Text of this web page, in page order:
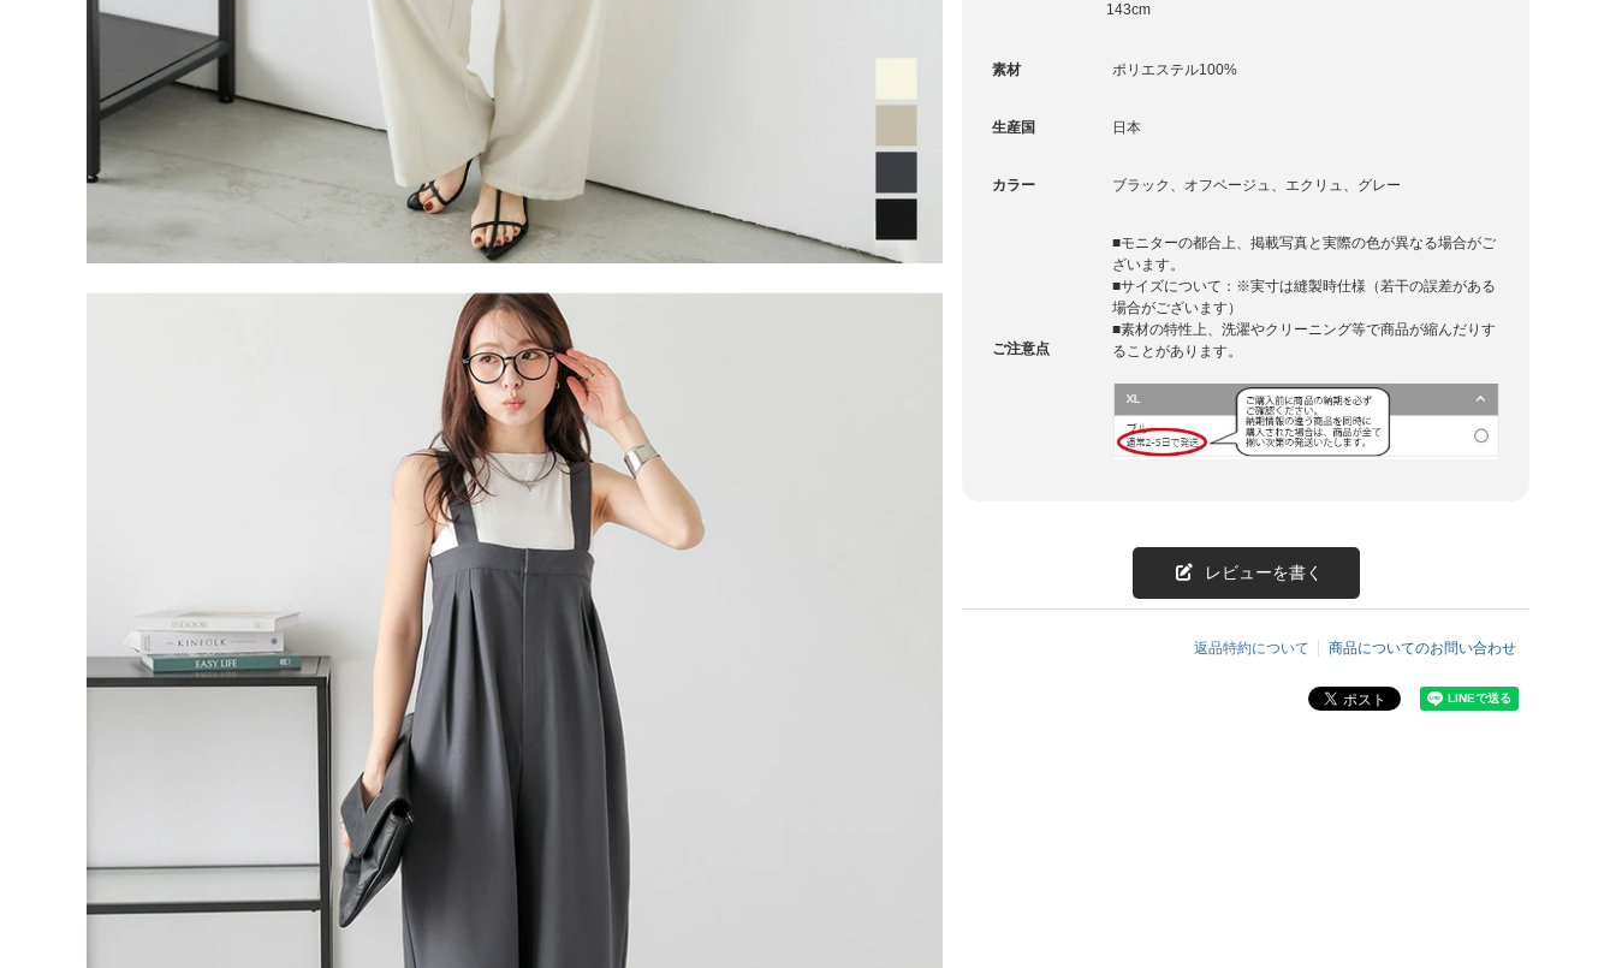
143cm
素材 ポリエステル100%
生産国 日本
カラー ブラック、オフベージュ、エクリュ、グレー
ご注意点
■モニターの都合上、掲載写真と実際の色が異なる場合がご
ざいます。
■サイズについて：※実寸は縫製時仕様（若干の誤差がある
場合がございます）
■素材の特性上、洗濯やクリーニング等で商品が縮んだりす
ることがあります。
レビューを書く
返品特約について 商品についてのお問い合わせ
M（1）
ブラック
オフベージュ
エクリュ
グレー
残りわずか
L（1）
ブラック
オフベージュ